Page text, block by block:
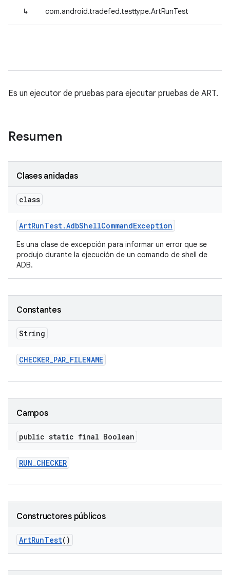
↳ com.android.tradefed.testtype.ArtRunTest
Es un ejecutor de pruebas para ejecutar pruebas de ART.
Resumen
Clases anidadas
class
ArtRunTest.AdbShellCommandException
Es una clase de excepción para informar un error que se
produjo durante la ejecución de un comando de shell de
ADB.
Constantes
String
CHECKER_PAR_FILENAME
Campos
public static final Boolean
RUN_CHECKER
Constructores públicos
ArtRunTest()